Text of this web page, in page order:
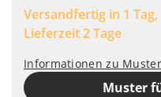
Versandfertig in 1 Tag,
Lieferzeit 2 Tage
Informationen zu
Muster